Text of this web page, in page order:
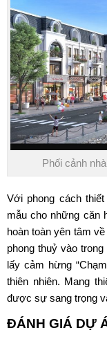
Phối cảnh
Với phong cách
mẫu cho những căn
hoàn toàn yên tâm
phong thuỷ vào
lấy cảm hừng
thiên nhiên. Mang
được sự sang trọng
ĐÁNH GIÁ DỰ